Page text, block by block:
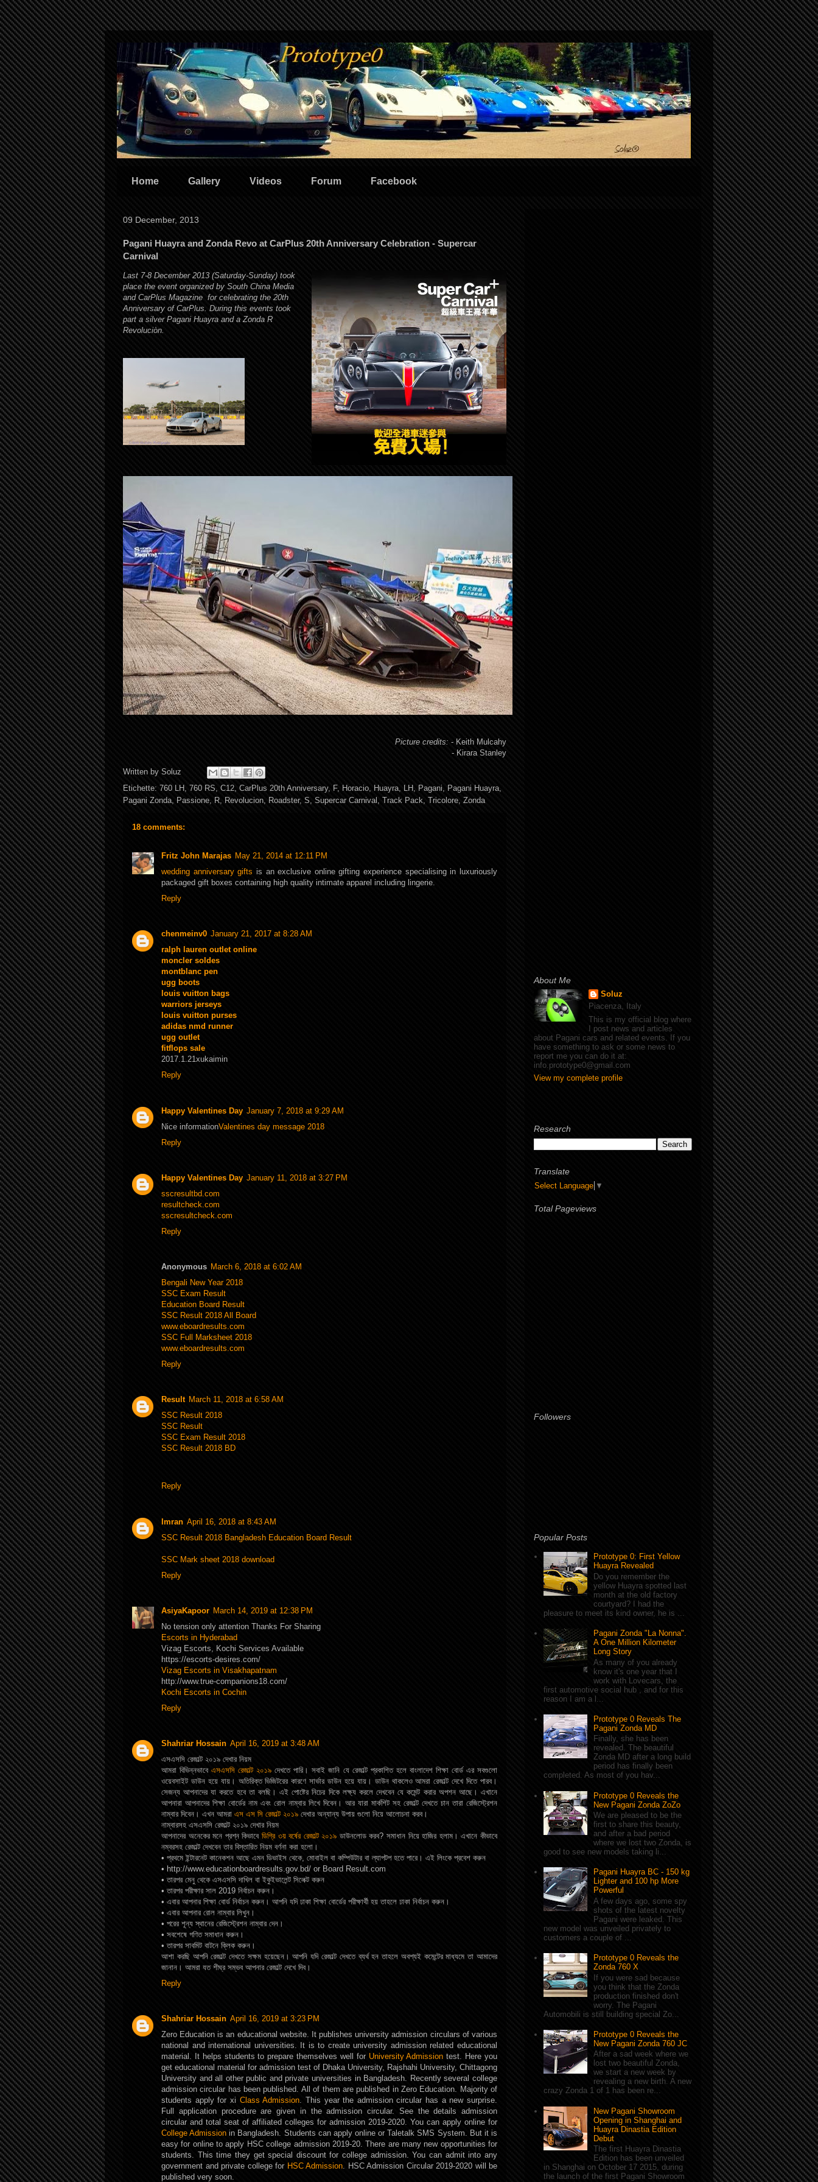
Home Gallery Videos Forum Facebook
09 December, 2013
Pagani Huayra and Zonda Revo at CarPlus 20th Anniversary Celebration - Supercar
Carnival
Last 7-8 December 2013 (Saturday-Sunday) took
place the event organized by South China Media
and CarPlus Magazine for celebrating the 20th
Anniversary of CarPlus. During this events took
part a silver Pagani Huayra and a Zonda R
Revoluciòn.
Picture credits: - Keith Mulcahy
- Kirara Stanley
Written by Soluz
Etichette: 760 LH , 760 RS, C12, CarPlus 20th Anniversary, F, Horacio, Huayra, LH , Pagani, Pagani Huayra,
Pagani Zonda, Passione, R, Revolucion, Roadster, S, Supercar Carnival , Track Pack, Tricolore, Zonda
18 comments:
Fritz John Marajas May 21, 2014 at 12:11 PM
wedding anniversary gifts is an exclusive online gifting experience specialising in luxuriously
packaged gift boxes containing high quality intimate apparel including lingerie.
Reply
chenmeinv0 January 21, 2017 at 8:28 AM
ralph lauren outlet online
moncler soldes
montblanc pen
ugg boots
louis vuitton bags
warriors jerseys
louis vuitton purses
adidas nmd runner
ugg outlet
fitflops sale
2017.1.21xukaimin
Reply
Happy Valentines Day January 7, 2018 at 9:29 AM
Nice informationValentines day message 2018
Reply
Happy Valentines Day January 11, 2018 at 3:27 PM
sscresultbd.com
resultcheck.com
sscresultcheck.com
Reply
Anonymous March 6, 2018 at 6:02 AM
Bengali New Year 2018
SSC Exam Result
Education Board Result
SSC Result 2018 All Board
www.eboardresults.com
SSC Full Marksheet 2018
www.eboardresults.com
Reply
Result March 11, 2018 at 6:58 AM
SSC Result 2018
SSC Result
SSC Exam Result 2018
SSC Result 2018 BD
Reply
Imran April 16, 2018 at 8:43 AM
SSC Result 2018 Bangladesh Education Board Result
SSC Mark sheet 2018 download
Reply
AsiyaKapoor March 14, 2019 at 12:38 PM
No tension only attention Thanks For Sharing
Escorts in Hyderabad
Vizag Escorts, Kochi Services Available
https://escorts-desires.com/
Vizag Escorts in Visakhapatnam
http://www.true-companions18.com/
Kochi Escorts in Cochin
Reply
Shahriar Hossain April 16, 2019 at 3:48 AM
এসএসসি রেজাল্ট ২০১৯ দেখার নিয়ম
আমরা বিভিন্নভাবেএসএসসি রেজাল্ট ২০১৯ দেখতে পারি। সবাই জানি যে রেজাল্ট প্রকাশিত হলে বাংলাদেশ শিক্ষা বোর্ড এর সবগুলো
ওয়েবসাইট ডাউন হয়ে যায়। অতিরিক্ত ভিজিটরের কারণে সার্ভার ডাউন হয়ে যায়। ডাউন থাকলেও আমরা রেজাল্ট দেখে দিতে পারব।
সেজন্য আপনাদের যা করতে হবে তা বলছি। এই পোষ্টের নিচের দিকে লক্ষ্য করলে দেখবেন যে কমেন্ট করার অপশন আছে। এখানে
আপনারা আপনাদের শিক্ষা বোর্ডের নাম এবং রোল নাম্বার লিখে দিবেন। আর যারা মার্কশিট সহ রেজাল্ট দেখতে চান তারা রেজিস্ট্রেশন
নাম্বার দিবেন। এখন আমরা এস এস সি রেজাল্ট ২০১৯ দেখার অন্যান্য উপায় গুলো নিয়ে আলোচনা করব।
নাম্বারসহ এসএসসি রেজাল্ট ২০১৯ দেখার নিয়ম
আপনাদের অনেকের মনে প্রশ্ন কিভাবে ডিগ্রি ৩য় বর্ষের রেজাল্ট ২০১৯ ডাউনলোড করব? সমাধান নিয়ে হাজির হলাম। এখানে কীভাবে
নম্বরসহ রেজাল্ট দেখবেন তার বিস্তারিত নিয়ম বর্ণনা করা হলো।
• প্রথমে ইন্টারনেট কানেকশন আছে এমন ডিভাইস থেকে, মোবাইল বা কম্পিউটার বা ল্যাপটপ হতে পারে। এই লিংকে প্রবেশ করুন
• http://www.educationboardresults.gov.bd/ or Board Result.com
• তারপর মেনু থেকে এসএসসি দাখিল বা ইকুইভালেন্ট সিলেক্ট করুন
• তারপর পরীক্ষার সাল 2019 নির্বাচন করুন।
• এবার আপনার শিক্ষা বোর্ড নির্বাচন করুন। আপনি যদি ঢাকা শিক্ষা বোর্ডের পরীক্ষার্থী হয় তাহলে ঢাকা নির্বাচন করুন।
• এবার আপনার রোল নাম্বার লিখুন।
• পরের শূন্য স্থানের রেজিস্ট্রেশন নাম্বার দেন।
• সবশেষে গণিত সমাধান করুন।
• তারপর সাবমিট বাটনে ক্লিক করুন।
আশা করছি আপনি রেজাল্ট দেখতে সক্ষম হয়েছেন। আপনি যদি রেজাল্ট দেখতে ব্যর্থ হন তাহলে অবশ্যই কমেন্টের মাধ্যমে তা আমাদের
জানান। আমরা যত শীঘ্র সম্ভব আপনার রেজাল্ট দেখে দিব।
Reply
Shahriar Hossain April 16, 2019 at 3:23 PM
Zero Education is an educational website. It publishes university admission circulars of various
national and international universities. It is to create university admission related educational
material. It helps students to prepare themselves well for University Admission test. Here you
get educational material for admission test of Dhaka University, Rajshahi University, Chittagong
University and all other public and private universities in Bangladesh. Recently several college
admission circular has been published. All of them are published in Zero Education. Majority of
students apply for xi Class Admission. This year the admission circular has a new surprise.
Full application procedure are given in the admission circular. See the details admission
circular and total seat of affiliated colleges for admission 2019-2020. You can apply online for
College Admission in Bangladesh. Students can apply online or Taletalk SMS System. But it is
easy for online to apply HSC college admission 2019-20. There are many new opportunities for
students. This time they get special discount for college admission. You can admit into any
government and private college for HSC Admission. HSC Admission Circular 2019-2020 will be
published very soon.
About Me
Soluz
Piacenza, Italy
This is my official blog where
I post news and articles
about Pagani cars and related events. If you
have something to ask or some news to
report me you can do it at:
info.prototype0@gmail.com
View my complete profile
Research
Translate
Select Language ▼
Total Pageviews
Followers
Popular Posts
Prototype 0: First Yellow
Huayra Revealed
Do you remember the
yellow Huayra spotted last
month at the old factory
courtyard? I had the
pleasure to meet its kind owner, he is ...
Pagani Zonda "La Nonna".
A One Million Kilometer
Long Story
As many of you already
know it's one year that I
work with Lovecars, the
first automotive social hub , and for this
reason I am a l...
Prototype 0 Reveals The
Pagani Zonda MD
Finally, she has been
revealed. The beautiful
Zonda MD after a long build
period has finally been
completed. As most of you hav...
Prototype 0 Reveals the
New Pagani Zonda ZoZo
We are pleased to be the
first to share this beauty,
and after a bad period
where we lost two Zonda, is
good to see new models taking li...
Pagani Huayra BC - 150 kg
Lighter and 100 hp More
Powerful
A few days ago, some spy
shots of the latest novelty
Pagani were leaked. This
new model was unveiled privately to
customers a couple of ...
Prototype 0 Reveals the
Zonda 760 X
If you were sad because
you think that the Zonda
production finished don't
worry. The Pagani
Automobili is still building special Zo...
Prototype 0 Reveals the
New Pagani Zonda 760 JC
After a sad week where we
lost two beautiful Zonda,
we start a new week by
revealing a new birth. A new
crazy Zonda 1 of 1 has been re...
New Pagani Showroom
Opening in Shanghai and
Huayra Dinastia Edition
Debut
The first Huayra Dinastia
Edition has been unveiled
in Shanghai on October 17 2015, during
the launch of the first Pagani Showroom